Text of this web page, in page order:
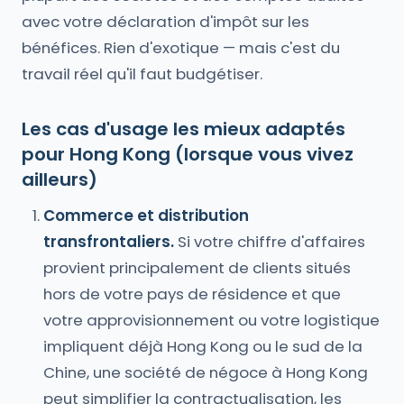
avec votre déclaration d'impôt sur les
bénéfices. Rien d'exotique — mais c'est du
travail réel qu'il faut budgétiser.
Les cas d'usage les mieux adaptés
pour Hong Kong (lorsque vous vivez
ailleurs)
Commerce et distribution
transfrontaliers. Si votre chiffre d'affaires
provient principalement de clients situés
hors de votre pays de résidence et que
votre approvisionnement ou votre logistique
impliquent déjà Hong Kong ou le sud de la
Chine, une société de négoce à Hong Kong
peut simplifier la contractualisation, les